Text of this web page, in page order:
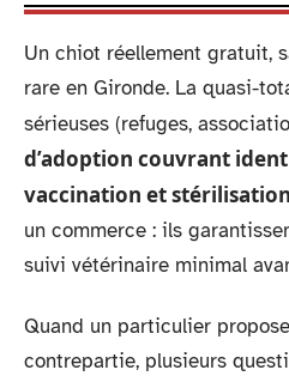
Un chiot réellement gratuit,
rare en Gironde. La quasi-
sérieuses (refuges,
d’adoption couvrant
vaccination et stérilisation
un commerce : ils
suivi vétérinaire minimal
Quand un particulier
contrepartie, plusieurs